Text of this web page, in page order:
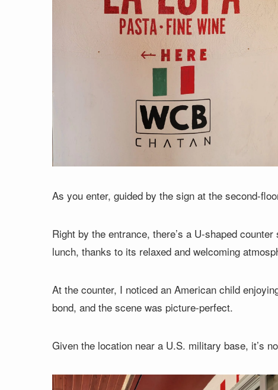
As you enter, guided by the sign at the second-
Right by the entrance, there’s a U-shaped
lunch, thanks to its relaxed and welcoming
At the counter, I noticed an American child
bond, and the scene was picture-perfect.
Given the location near a U.S. military base, it’s